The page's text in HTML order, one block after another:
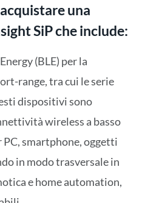
una
SiP che include:
(BLE) per la
range, tra cui le serie
dispositivi sono
wireless a basso
PC, smartphone, oggetti
in modo trasversale in
e home automation,